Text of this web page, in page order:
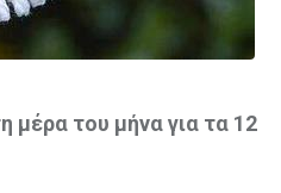
μέρα του μήνα για τα 12